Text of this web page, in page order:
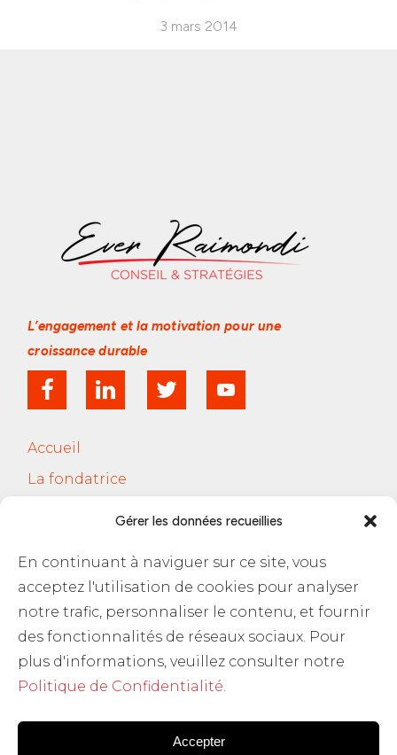
Gérer les données recueillies
En continuant à naviguer sur ce site, vous
acceptez l'utilisation de cookies pour analyser
notre trafic, personnaliser le contenu, et fournir
des fonctionnalités de réseaux sociaux. Pour
plus d'informations, veuillez consulter notre
Politique de Confidentialité.
Accepter
3 mars 2014
L’engagement et la motivationpour une
croissance durable
Accueil
La fondatrice
Blog Les RH
Contact
Politique de confidentialité